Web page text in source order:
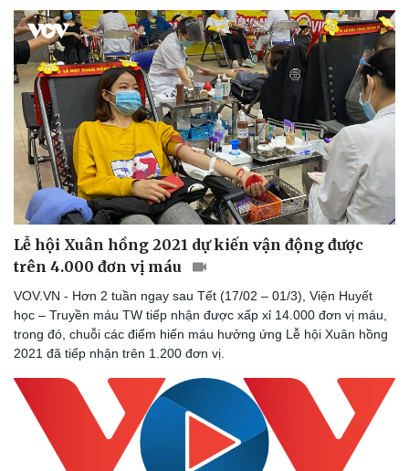
Lễ hội Xuân hồng 2021 dự kiến vận động được
trên 4.000 đơn vị máu
VOV.VN - Hơn 2 tuần ngay sau Tết (17/02 – 01/3), Viện Huyết
học – Truyền máu TW tiếp nhận được xấp xỉ 14.000 đơn vị máu,
trong đó, chuỗi các điểm hiến máu hưởng ứng Lễ hội Xuân hồng
2021 đã tiếp nhận trên 1.200 đơn vị.